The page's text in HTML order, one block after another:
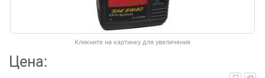
Кликните на картинку для увеличения
Цена: